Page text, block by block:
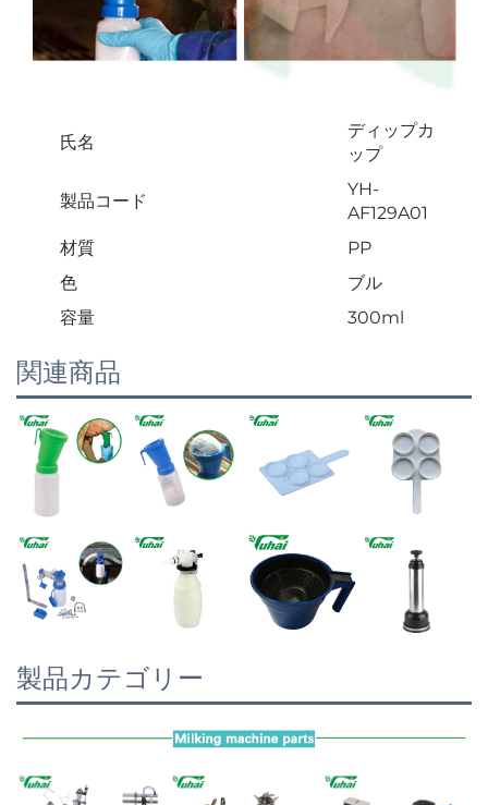
氏名
ディップカ
ップ
製品コード
YH-
AF129A01
材質
PP
色
ブル
容量
300ml
関連商品
製品カテゴリー